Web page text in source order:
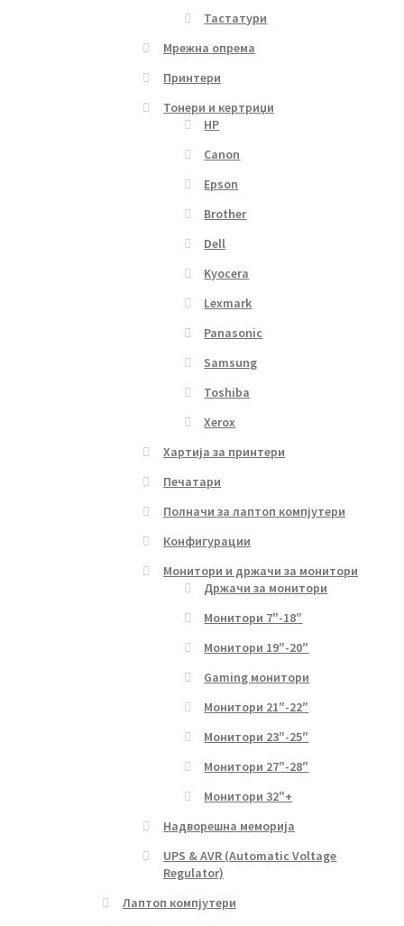
Тастатури
Мрежна опрема
Принтери
Тонери и кертриџи
HP
Canon
Epson
Brother
Dell
Kyocera
Lexmark
Panasonic
Samsung
Toshiba
Xerox
Хартија за принтери
Печатари
Полначи за лаптоп компјутери
Конфигурации
Монитори и држачи за монитори
Држачи за монитори
Монитори 7″-18″
Монитори 19″-20″
Gaming монитори
Монитори 21″-22″
Монитори 23″-25″
Монитори 27″-28″
Монитори 32″+
Надворешна меморија
UPS & AVR (Automatic Voltage
Regulator)
Лаптоп компјутери